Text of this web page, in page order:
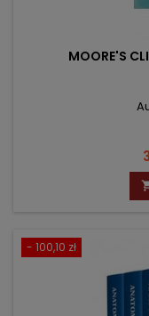
MOORE'S
- 100,10 zł